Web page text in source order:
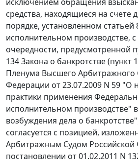
исключением обращения
средства, находящиеся на счете
порядке, установленном статьей
исполнительном производстве,
очередности, предусмотренной
134Закона о банкротстве (пункт
Пленума Высшего Арбитражного
Федерации от 23.07.2009 N 59 "О
практики применения
исполнительном производстве"
возбуждения дела о
согласуется с позицией,
Арбитражным Судом Российской
постановлении от 01.02.2011 N